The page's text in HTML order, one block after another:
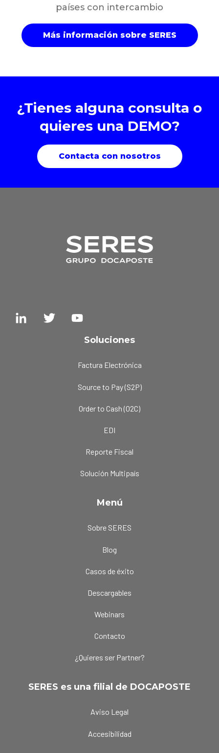
países con intercambio
Más información sobre SERES
¿Tienes alguna consulta o
quieres una DEMO?
Contacta con nosotros
Soluciones
Factura Electrónica
Source to Pay (S2P)
Order to Cash (O2C)
EDI
Reporte Fiscal
Solución Multipaís
Menú
Sobre SERES
Blog
Casos de éxito
Descargables
Webinars
Contacto
¿Quieres ser Partner?
SERES es una filial de DOCAPOSTE
Aviso Legal
Accesibilidad